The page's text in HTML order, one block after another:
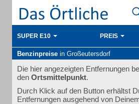
SUPER E10 PREIS
Benzinpreise in Großeutersdorf
Die hier angezeigten Entfernungen
den Ortsmittelpunkt.
Durch Klick auf den Button erhältst
Entfernungen ausgehend von